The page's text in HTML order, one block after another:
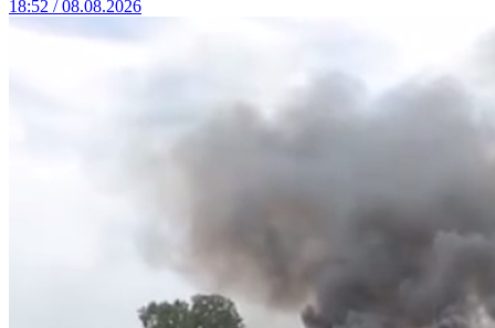
18:52 / 08.08.2026